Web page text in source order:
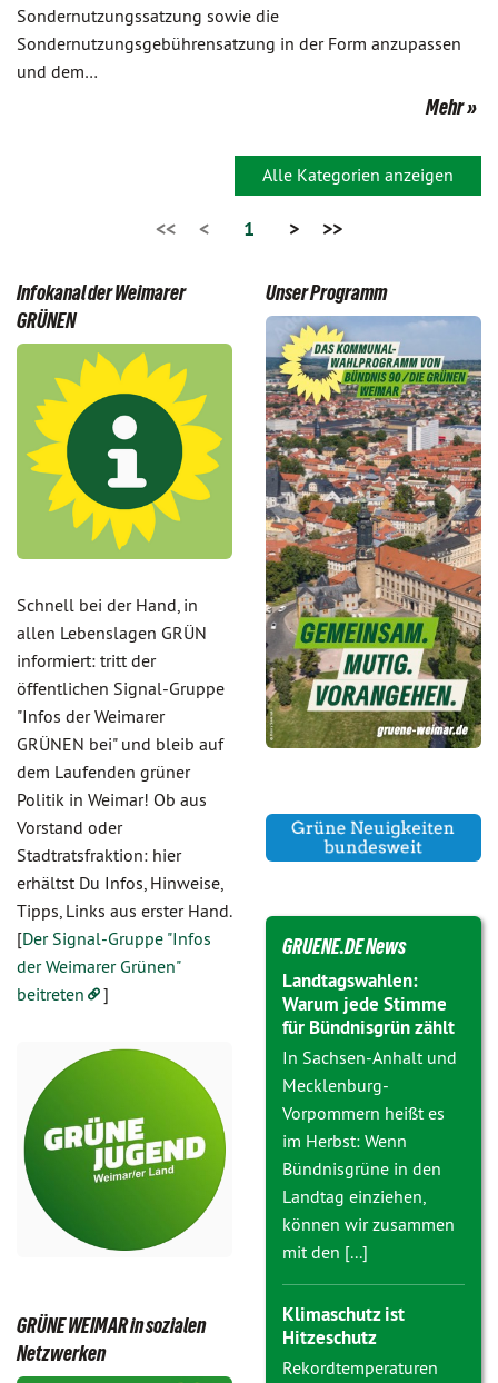
Sondernutzungssatzung sowie die
Sondernutzungsgebührensatzung in der Form anzupassen
und dem…
Mehr
Alle Kategorien anzeigen
<< < 1 > >>
Infokanal der Weimarer
GRÜNEN
Schnell bei der Hand, in
allen Lebenslagen GRÜN
informiert: tritt der
öffentlichen Signal-Gruppe
"Infos der Weimarer
GRÜNEN bei" und bleib auf
dem Laufenden grüner
Politik in Weimar! Ob aus
Vorstand oder
Stadtratsfraktion: hier
erhältst Du Infos, Hinweise,
Tipps, Links aus erster Hand.
[Der Signal-Gruppe "Infos
der Weimarer Grünen"
beitreten
]
GRÜNE WEIMAR in sozialen
Netzwerken
Unser Programm
GRUENE.DE News
Landtagswahlen:
Warum jede Stimme
für Bündnisgrün zählt
In Sachsen-Anhalt und
Mecklenburg-
Vorpommern heißt es
im Herbst: Wenn
Bündnisgrüne in den
Landtag einziehen,
können wir zusammen
mit den [...]
Klimaschutz ist
Hitzeschutz
Rekordtemperaturen